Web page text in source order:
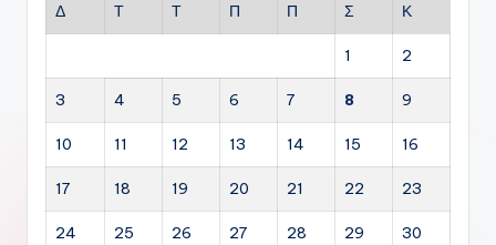
Δ Τ Τ Π Π Σ Κ
1 2
3 4 5 6 7 8 9
10 11 12 13 14 15 16
17 18 19 20 21 22 23
24 25 26 27 28 29 30